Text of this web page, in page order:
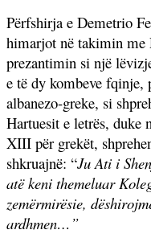
Përfshirja e Demetrio
himarjot në takimin me
prezantimin si një
e të dy kombeve fqinje,
albanezo-greke, si
Hartuesit e letrës, duke
XIII për grekët,
shkruajnë: “Ju Ati i
atë keni themeluar
zemërmirësie,
ardhmen…”